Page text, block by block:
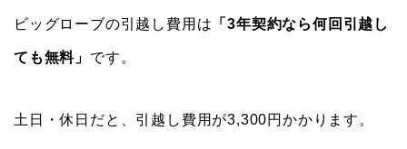
ビッグローブの引越し費用は 「3年契約なら何回引越し
ても無料」 です。
土日・休日だと、引越し費用が3,300円かかります。